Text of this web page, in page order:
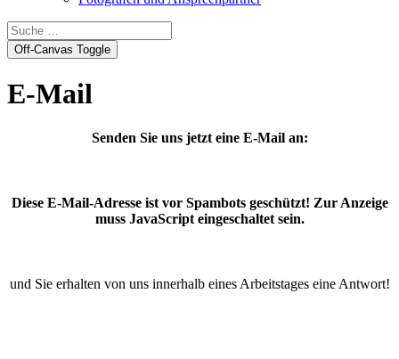
Off-Canvas Toggle
E-Mail
Senden Sie uns jetzt eine E-Mail an:
Diese E-Mail-Adresse ist vor Spambots geschützt! Zur Anzeige
muss JavaScript eingeschaltet sein.
und Sie erhalten von uns innerhalb eines Arbeitstages eine Antwort!